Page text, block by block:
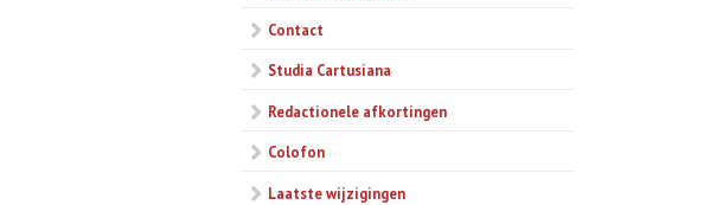
Contact
Studia Cartusiana
Redactionele afkortingen
Colofon
Laatste wijzigingen